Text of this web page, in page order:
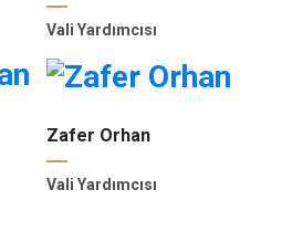
Vali Yardımcısı
Zafer Orhan
Vali Yardımcısı